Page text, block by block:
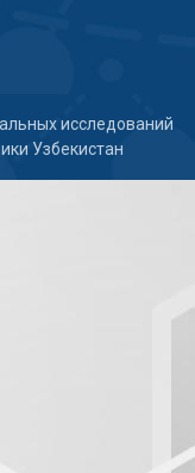
исследований
Узбекистан